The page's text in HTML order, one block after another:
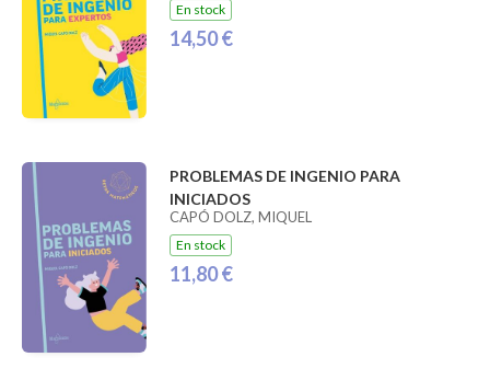
En stock
14,50 €
PROBLEMAS DE INGENIO PARA
INICIADOS
CAPÓ DOLZ, MIQUEL
En stock
11,80 €